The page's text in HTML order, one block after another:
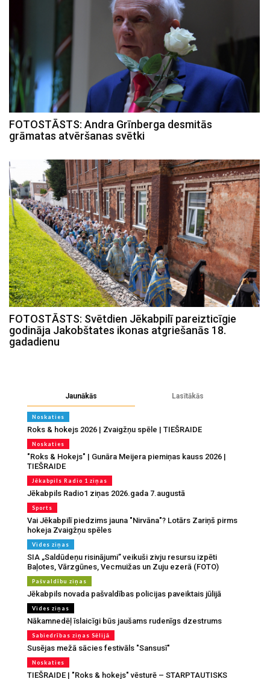
FOTOSTĀSTS: Andra Grīnberga desmitās
grāmatas atvēršanas svētki
FOTOSTĀSTS: Svētdien Jēkabpilī pareizticīgie
godināja Jakobštates ikonas atgriešanās 18.
gadadienu
Jaunākās Lasītākās
Noskaties
Roks & hokejs 2026 | Zvaigžņu spēle | TIEŠRAIDE
Noskaties
"Roks & Hokejs" | Gunāra Meijera piemiņas kauss 2026 |
TIEŠRAIDE
Jēkabpils Radio 1 ziņas
Jēkabpils Radio1 ziņas 2026.gada 7.augustā
Sports
Vai Jēkabpilī piedzims jauna "Nirvāna"? Lotārs Zariņš pirms
hokeja Zvaigžņu spēles
Vides ziņas
SIA „Saldūdeņu risinājumi” veikuši zivju resursu izpēti
Baļotes, Vārzgūnes, Vecmuižas un Zuju ezerā (FOTO)
Pašvaldību ziņas
Jēkabpils novada pašvaldības policijas paveiktais jūlijā
Vides ziņas
Nākamnedēļ īslaicīgi būs jaušams rudenīgs dzestrums
Sabiedrības ziņas Sēlijā
Susējas mežā sācies festivāls "Sansusī"
Noskaties
TIEŠRAIDE | "Roks & hokejs" vēsturē – STARPTAUTISKS